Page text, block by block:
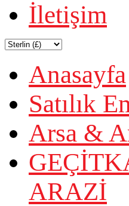
İletişim
Anasayfa
Satılık
Arsa &
ARAZİ